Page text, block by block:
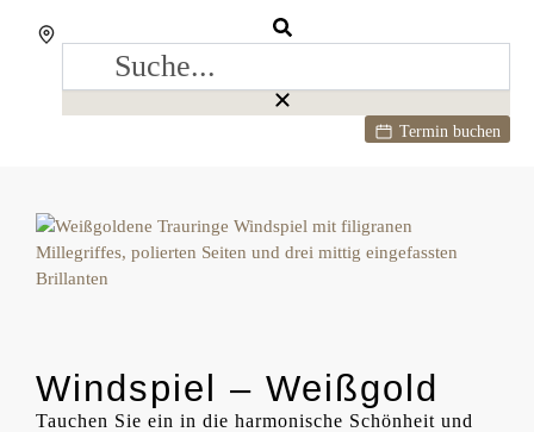
Termin buchen
Windspiel – Weißgold
Tauchen Sie ein in die harmonische Schönheit und